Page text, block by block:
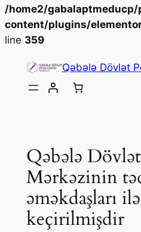
/home2/
content/plugins/
line 359
content
Qəbələ Dövlət
Qəbələ
Mərkəzinin
əməkdaşları
keçirilmişdir